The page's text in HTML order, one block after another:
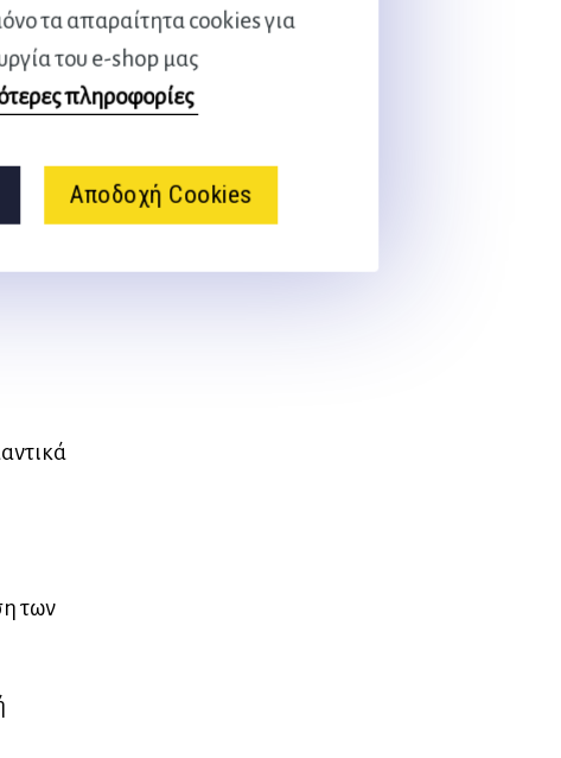
τα απαραίτητα cookies για
του e-shop μας
πληροφορίες
Αποδοχή Cookies
των